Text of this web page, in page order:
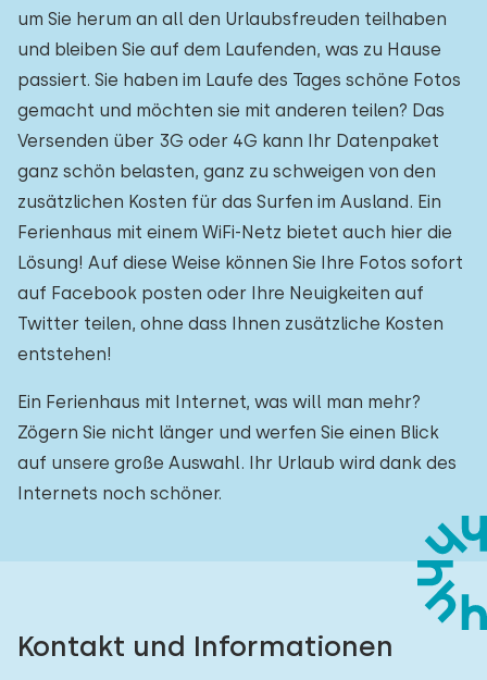
um Sie herum an all den Urlaubsfreuden teilhaben
und bleiben Sie auf dem Laufenden, was zu Hause
passiert. Sie haben im Laufe des Tages schöne Fotos
gemacht und möchten sie mit anderen teilen? Das
Versenden über 3G oder 4G kann Ihr Datenpaket
ganz schön belasten, ganz zu schweigen von den
zusätzlichen Kosten für das Surfen im Ausland. Ein
Ferienhaus mit einem WiFi-Netz bietet auch hier die
Lösung! Auf diese Weise können Sie Ihre Fotos sofort
auf Facebook posten oder Ihre Neuigkeiten auf
Twitter teilen, ohne dass Ihnen zusätzliche Kosten
entstehen!
Ein Ferienhaus mit Internet, was will man mehr?
Zögern Sie nicht länger und werfen Sie einen Blick
auf unsere große Auswahl. Ihr Urlaub wird dank des
Internets noch schöner.
Kontakt und Informationen